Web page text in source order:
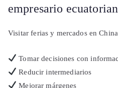
empresario
Visitar ferias y mercados en
Tomar decisiones con
Reducir intermediarios
Mejorar márgenes